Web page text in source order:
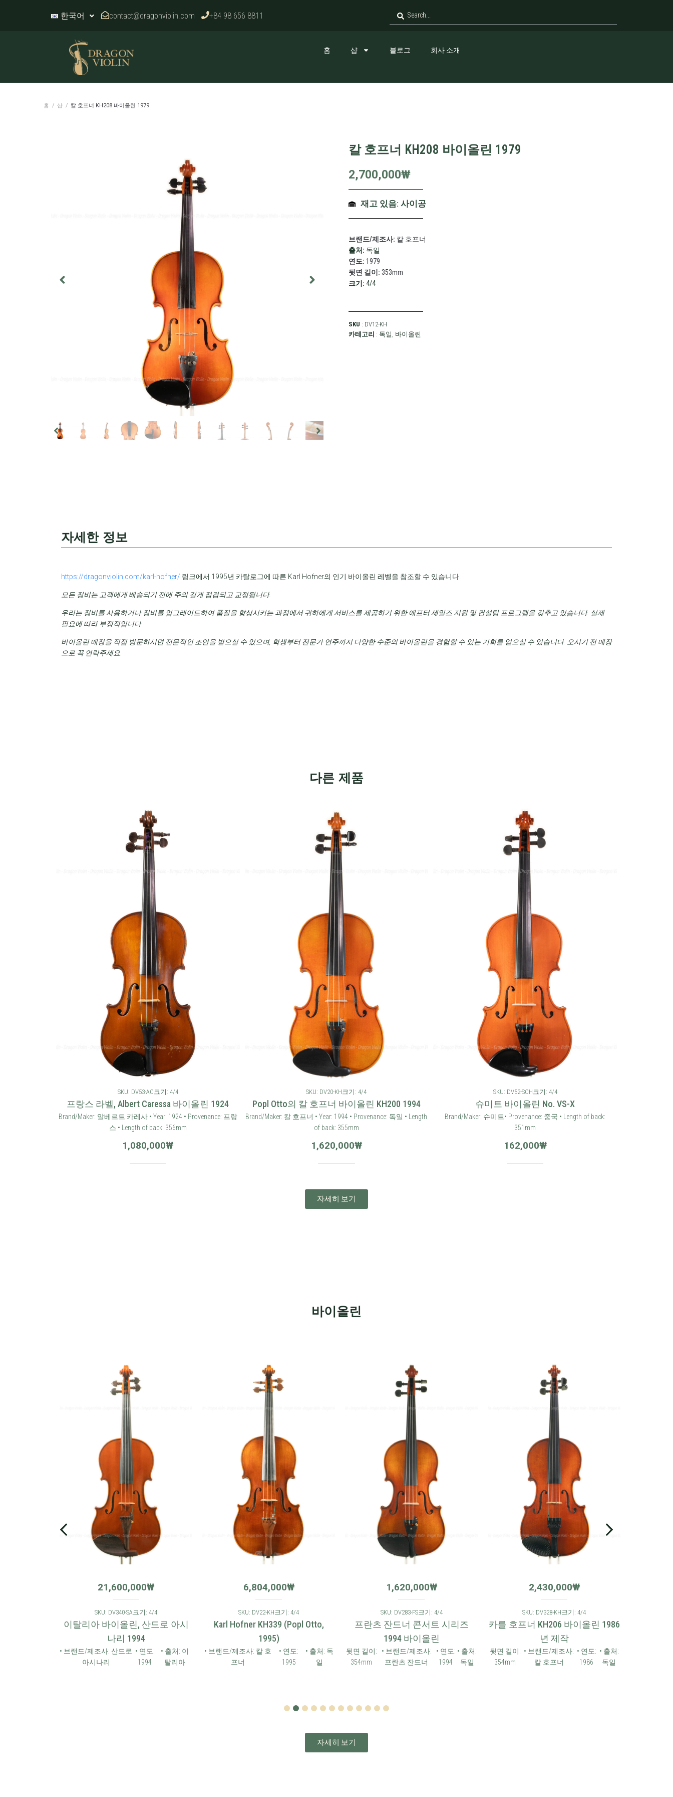
한국어 contact@dragonviolin.com +84 98 656 8811
홈 샵 블로그 회사 소개
홈 / 샵 / 칼 호프너 KH208 바이올린 1979
칼 호프너 KH208 바이올린 1979
2,700,000₩
재고 있음: 사이공
브랜드/제조사: 칼 호프너
출처: 독일
연도: 1979
뒷면 길이: 353mm
크기: 4/4
SKU : DV12-KH
카테고리 : 독일 , 바이올린
자세한 정보
https://dragonviolin.com/karl-hofner/ 링크에서 1995년 카탈로그에 따른 Karl Hofner의 인기 바이올린 레벨을 참조할 수 있습니다.
모든 장비는 고객에게 배송되기 전에 주의 깊게 점검되고 교정됩니다.
우리는 장비를 사용하거나 장비를 업그레이드하여 품질을 향상시키는 과정에서 귀하에게 서비스를 제공하기 위한 애프터 세일즈 지원 및 컨설팅 프로그램을 갖추고 있습니다. 실제
필요에 따라 부정적입니다.
바이올린 매장을 직접 방문하시면 전문적인 조언을 받으실 수 있으며, 학생부터 전문가 연주까지 다양한 수준의 바이올린을 경험할 수 있는 기회를 얻으실 수 있습니다. 오시기 전 매장
으로 꼭 연락주세요.
다른 제품
SKU: DV53-AC크기: 4/4
프랑스 라벨, Albert Caressa 바이올린 1924
Brand/Maker: 알베르트 카레사 • Year: 1924 • Provenance: 프랑
스 • Length of back: 356mm
1,080,000₩
SKU: DV20-KH크기: 4/4
Popl Otto의 칼 호프너 바이올린 KH200 1994
Brand/Maker: 칼 호프너 • Year: 1994 • Provenance: 독일 • Length
of back: 355mm
1,620,000₩
SKU: DV52-SCH크기: 4/4
슈미트 바이올린 No. VS-X
Brand/Maker: 슈미트• Provenance: 중국 • Length of back:
351mm
162,000₩
자세히 보기
바이올린
21,600,000₩
SKU: DV340-SA크기: 4/4
이탈리아 바이올린, 산드로 아시
나리 1994
• 브랜드/제조사: 산드로
아시나리
• 연도:
1994
• 출처: 이
탈리아
6,804,000₩
SKU: DV22-KH크기: 4/4
Karl Hofner KH339 (Popl Otto,
1995)
• 브랜드/제조사: 칼 호
프너
• 연도:
1995
• 출처: 독
일
1,620,000₩
SKU: DV283-FS크기: 4/4
프란츠 잔드너 콘서트 시리즈
1994 바이올린
뒷면 길이:
354mm
• 브랜드/제조사:
프란츠 잔드너
• 연도:
1994
• 출처:
독일
2,430,000₩
SKU: DV328-KH크기: 4/4
카를 호프너 KH206 바이올린 1986
년 제작
뒷면 길이:
354mm
• 브랜드/제조사:
칼 호프너
• 연도:
1986
• 출처:
독일
4 5 6 7 8 9 101112
자세히 보기